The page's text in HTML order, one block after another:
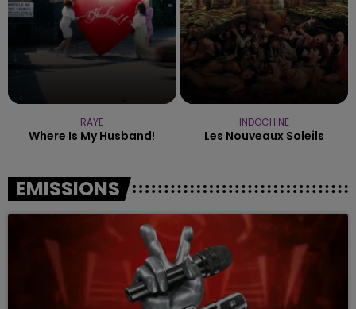
RAYE
Where Is My Husband!
INDOCHINE
Les Nouveaux Soleils
EMISSIONS